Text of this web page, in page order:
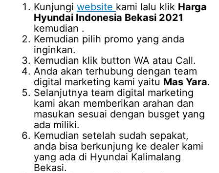
Kunjungiwebsite kami lalu klik Harga
Hyundai Indonesia Bekasi 2021
kemudian .
Kemudian pilih promo yang anda
inginkan.
Kemudian klik button WA atau Call.
Anda akan terhubung dengan team
digital marketing kami yaitu Mas Yara.
Selanjutnya team digital marketing
kami akan memberikan arahan dan
masukan sesuai dengan busget yang
ada miliki.
Kemudian setelah sudah sepakat,
anda bisa berkunjung ke dealer kami
yang ada di Hyundai Kalimalang
Bekasi.